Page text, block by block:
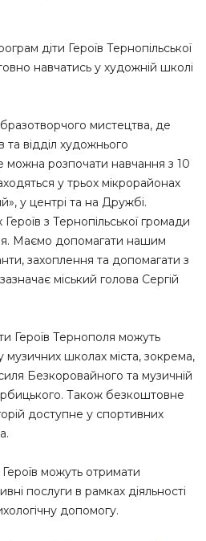
діти Героїв Тернопільської
навчатись у художній школі
мистецтва, де
та відділ художнього
розпочати навчання з 10
у трьох мікрорайонах
у центрі та на Дружбі.
з Тернопільської громади
Маємо допомагати нашим
захоплення та допомагати з
міський голова Сергій
Героїв Тернополя можуть
школах міста, зокрема,
Безкоровайного та музичній
Також безкоштовне
доступне у спортивних
можуть отримати
послуги в рамках діяльності
допомогу.